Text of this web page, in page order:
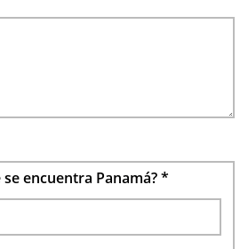
encuentra Panamá?*